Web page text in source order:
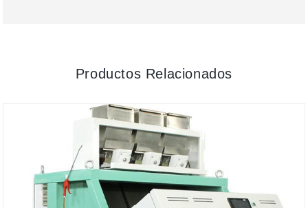
Productos Relacionados